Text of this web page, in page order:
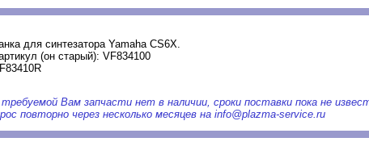
для синтезатора Yamaha CS6X.
(он старый): VF834100
Вам запчасти нет в наличии, сроки поставки пока не
повторно через несколько месяцев на info@plazma-service.ru